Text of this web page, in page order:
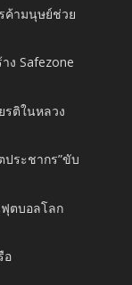
ค้ามนุษย์ช่วย
ง Safezone
รติในหลวง
ประชากร”ขับ
ตบอลโลก
อ